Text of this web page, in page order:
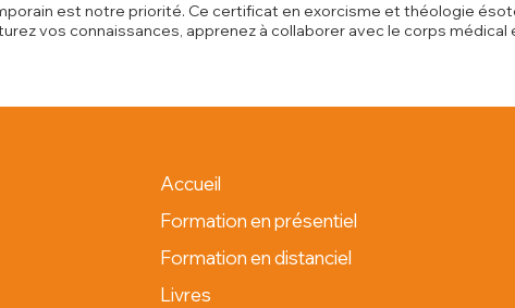
est notre priorité. Ce certificat en exorcisme et théologie
vos connaissances, apprenez à collaborer avec le corps
Accueil
Formation en présentiel
Formation en distanciel
Livres